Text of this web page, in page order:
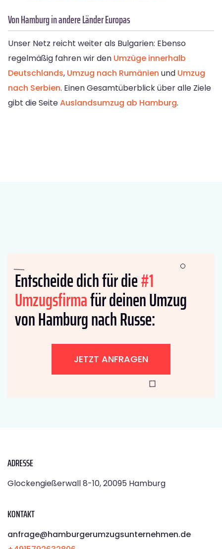
Von Hamburg in andere Länder Europas
Unser Netz reicht weiter als Bulgarien: Ebenso
regelmäßig fahren wir den Umzüge innerhalb
Deutschlands, Umzug nach Rumänien und Umzug
nach Serbien. Einen Gesamtüberblick über alle Ziele
gibt die SeiteAuslandsumzug ab Hamburg.
Entscheide dich für die#1
Umzugsfirmafür deinen Umzug
von Hamburg nach Russe:
JETZT ANFRAGEN
ADRESSE
Glockengießerwall 8-10, 20095 Hamburg
KONTAKT
anfrage@hamburgerumzugsunternehmen.de